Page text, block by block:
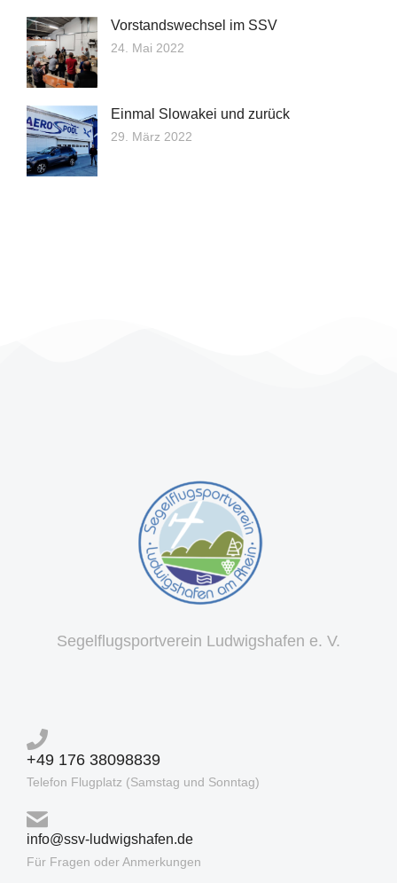
Vorstandswechsel im SSV
24. Mai 2022
Einmal Slowakei und zurück
29. März 2022
Segelflugsportverein Ludwigshafen e. V.
+49 176 38098839
Telefon Flugplatz (Samstag und Sonntag)
info@ssv-ludwigshafen.de
Für Fragen oder Anmerkungen